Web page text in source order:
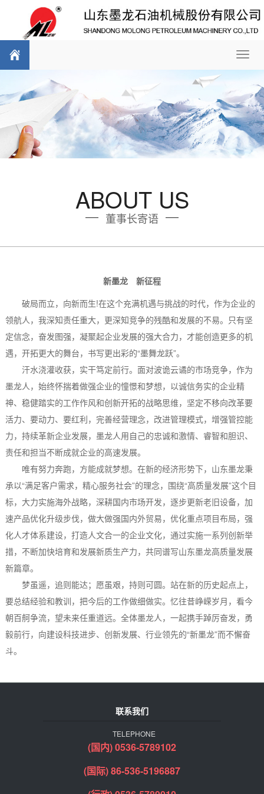
ABOUT US
董事长寄语
新墨龙 新征程
破局而立，向新而生!在这个充满机遇与挑战的时代，作为企业的
领航人，我深知责任重大，更深知竞争的残酷和发展的不易。只有坚
定信念，奋发图强，凝聚起企业发展的强大合力，才能创造更多的机
遇，开拓更大的舞台，书写更出彩的“墨舞龙跃”。
汗水浇灌收获，实干笃定前行。面对波诡云谲的市场竞争，作为
墨龙人，始终怀揣着做强企业的憧憬和梦想，以诚信务实的企业精
神、稳健踏实的工作作风和创新开拓的战略思维，坚定不移向改革要
活力、要动力、要红利，完善经营理念，改进管理模式，增强管控能
力，持续革新企业发展，墨龙人用自己的忠诚和激情、睿智和胆识、
责任和担当不断成就企业的高速发展。
唯有努力奔跑，方能成就梦想。在新的经济形势下，山东墨龙秉
承以“满足客户需求，精心服务社会”的理念，围绕“高质量发展”这个目
标，大力实施海外战略，深耕国内市场开发，逐步更新老旧设备，加
速产品优化升级步伐，做大做强国内外贸易，优化重点项目布局，强
化人才体系建设，打造人文合一的企业文化，通过实施一系列创新举
措，不断加快培育和发展新质生产力，共同谱写山东墨龙高质量发展
新篇章。
梦虽遥，追则能达；愿虽艰，持则可圆。站在新的历史起点上，
要总结经验和教训，把今后的工作做细做实。忆往昔峥嵘岁月，看今
朝百舸争流，望未来任重道远。全体墨龙人，一起携手踔厉奋发，勇
毅前行，向建设科技进步、创新发展、行业领先的“新墨龙”而不懈奋
斗。
联系我们
TELEPHONE
(国内) 0536-5789102
(国际) 86-536-5196887